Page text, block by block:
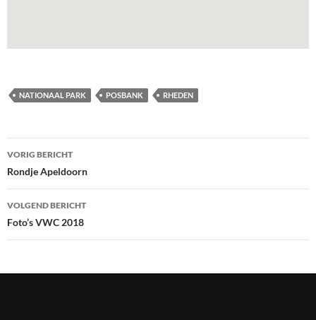
NATIONAAL PARK POSBANK RHEDEN
Bericht
navigatie
VORIG BERICHT
Rondje Apeldoorn
VOLGEND BERICHT
Foto’s VWC 2018